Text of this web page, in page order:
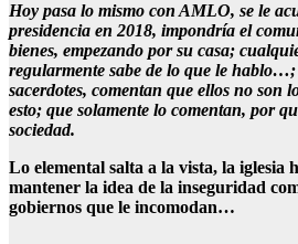
Hoy pasa lo mismo con AMLO, se le
presidencia en 2018, impondría el
bienes, empezando por su casa;
regularmente sabe de lo que le hablo…;
sacerdotes, comentan que ellos no son
esto; que solamente lo comentan, por
sociedad.
Lo elemental salta a la vista, la iglesia
mantener la idea de la inseguridad
gobiernos que le incomodan…